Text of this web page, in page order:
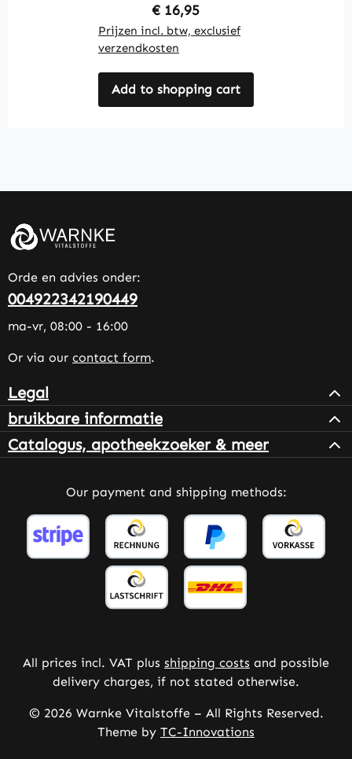
Regular price:
€ 16,95
Prijzen incl. btw, exclusief
verzendkosten
Add to shopping cart
Orde en advies onder:
004922342190449
ma-vr, 08:00 - 16:00
Or via our contact form.
Legal
bruikbare informatie
Catalogus, apotheekzoeker & meer
Our payment and shipping methods:
All prices incl. VAT plus shipping costs and possible
delivery charges, if not stated otherwise.
© 2026 Warnke Vitalstoffe – All Rights Reserved.
Theme by TC-Innovations